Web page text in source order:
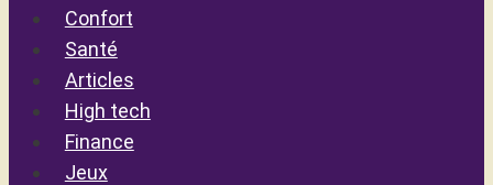
Confort
Santé
Articles
High tech
Finance
Jeux